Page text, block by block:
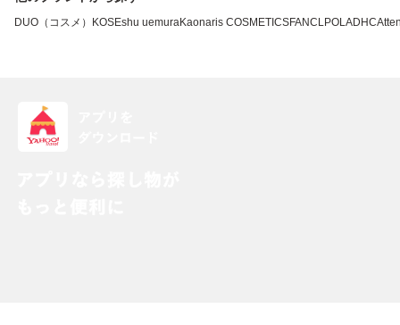
DUO（コスメ） KOSEshu uemuraKaonaris COSMETICSFANCLPOLADHC